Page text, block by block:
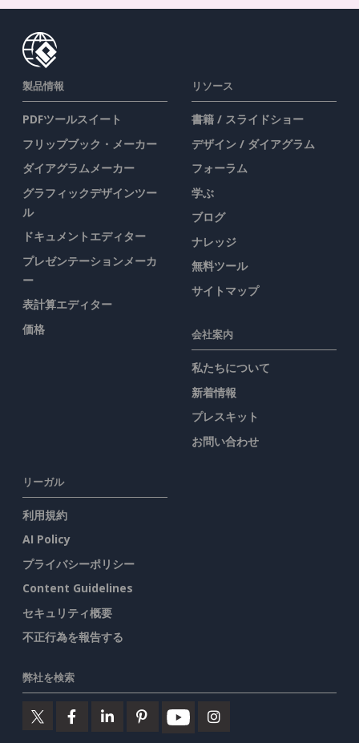
製品情報
PDFツールスイート
フリップブック・メーカー
ダイアグラムメーカー
グラフィックデザインツー
ル
ドキュメントエディター
プレゼンテーションメーカ
ー
表計算エディター
価格
リソース
書籍 / スライドショー
デザイン / ダイアグラム
フォーラム
学ぶ
ブログ
ナレッジ
無料ツール
サイトマップ
会社案内
私たちについて
新着情報
プレスキット
お問い合わせ
リーガル
利用規約
AI Policy
プライバシーポリシー
Content Guidelines
セキュリティ概要
不正行為を報告する
弊社を検索